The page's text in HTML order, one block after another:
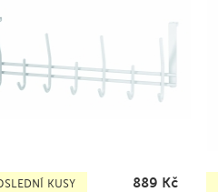
KUSY 889 Kč